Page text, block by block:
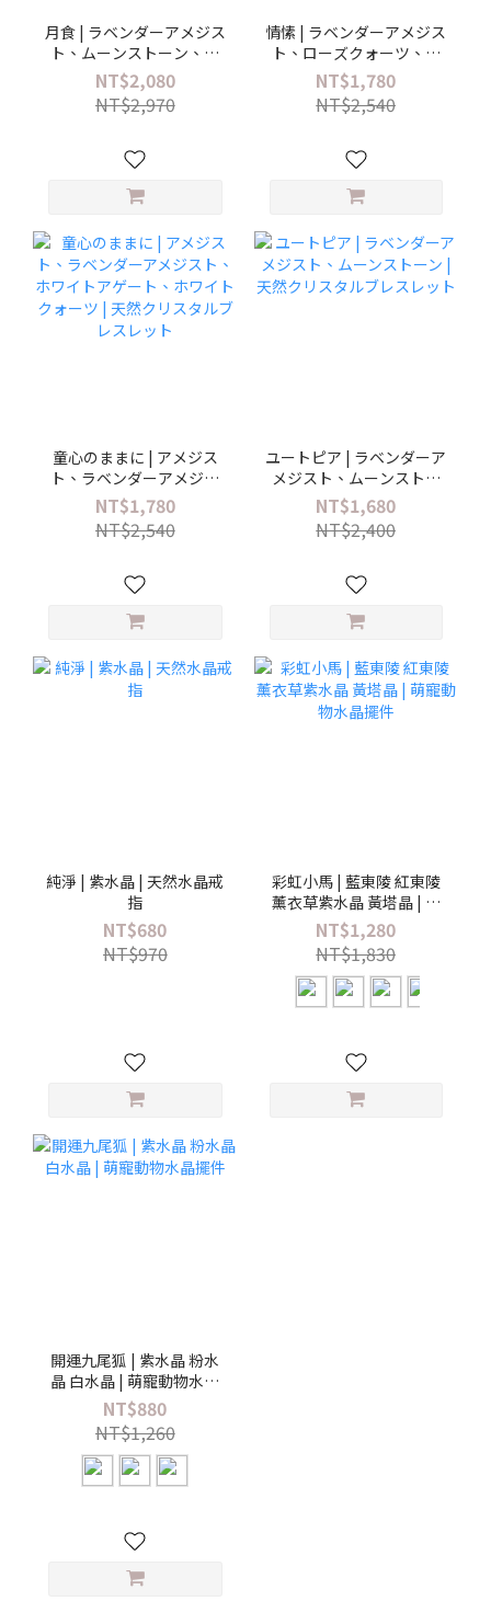
月食 | ラベンダーアメジス
ト、ムーンストーン、ホ
ワイトクォーツ | 天然クリ
スタルブレスレット
NT$2,080
NT$2,970
情愫 | ラベンダーアメジス
ト、ローズクォーツ、ム
ーンストーン | 天然クリス
タルブレスレット
NT$1,780
NT$2,540
童心のままに | アメジス
ト、ラベンダーアメジス
ト、ホワイトアゲート、
ホワイトクォーツ | 天然ク
リスタルブレスレット
NT$1,780
NT$2,540
ユートピア | ラベンダーア
メジスト、ムーンストー
ン | 天然クリスタルブレス
レット
NT$1,680
NT$2,400
純淨 | 紫水晶 | 天然水晶戒
指
NT$680
NT$970
彩虹小馬 | 藍東陵 紅東陵
薰衣草紫水晶 黃塔晶 | 萌
寵動物水晶擺件
NT$1,280
NT$1,830
開運九尾狐 | 紫水晶 粉水
晶 白水晶 | 萌寵動物水晶
擺件
NT$880
NT$1,260